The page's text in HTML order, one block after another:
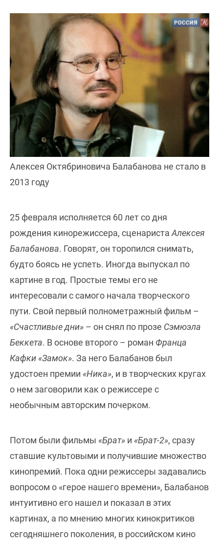
Алексея Октябриновича Балабанова не стало в
2013 году
25 февраля исполняется 60 лет со дня
рождения кинорежиссера, сценариста Алексея
Балабанова. Говорят, он торопился снимать,
будто боясь не успеть. Иногда выпускал по
картине в год. Простые темы его не
интересовали с самого начала творческого
пути. Свой первый полнометражный фильм –
«Счастливые дни» – он снял по прозе Сэмюэла
Беккета. В основе второго – роман Франца
Кафки «Замок». За него Балабанов был
удостоен премии «Ника», и в творческих кругах
о нем заговорили как о режиссере с
необычным авторским почерком.
Потом были фильмы «Брат» и «Брат-2», сразу
ставшие культовыми и получившие множество
кинопремий. Пока одни режиссеры задавались
вопросом о «герое нашего времени», Балабанов
интуитивно его нашел и показал в этих
картинах, а по мнению многих кинокритиков
сегодняшнего поколения, в российском кино